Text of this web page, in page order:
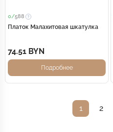
0/588
Платок Малахитовая шкатулка
74.51 BYN
Подробнее
1 2